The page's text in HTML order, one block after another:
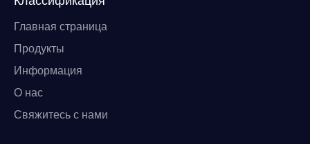
Главная страница
Продукты
Информация
О нас
Свяжитесь с нами